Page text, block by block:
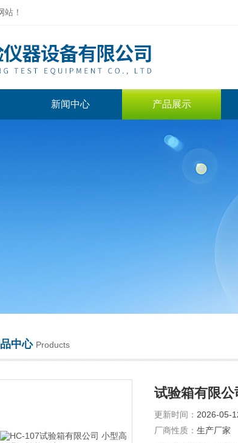
！
新闻中心 产品展示
中心 Products
试验箱有限
更新时间： 2026-05-
厂商性质： 生产厂家